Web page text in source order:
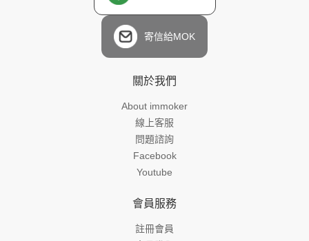
寄信給MOK
關於我們
About immoker
線上客服
問題諮詢
Facebook
Youtube
會員服務
註冊會員